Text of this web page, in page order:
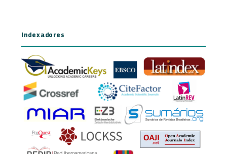
Indexadores